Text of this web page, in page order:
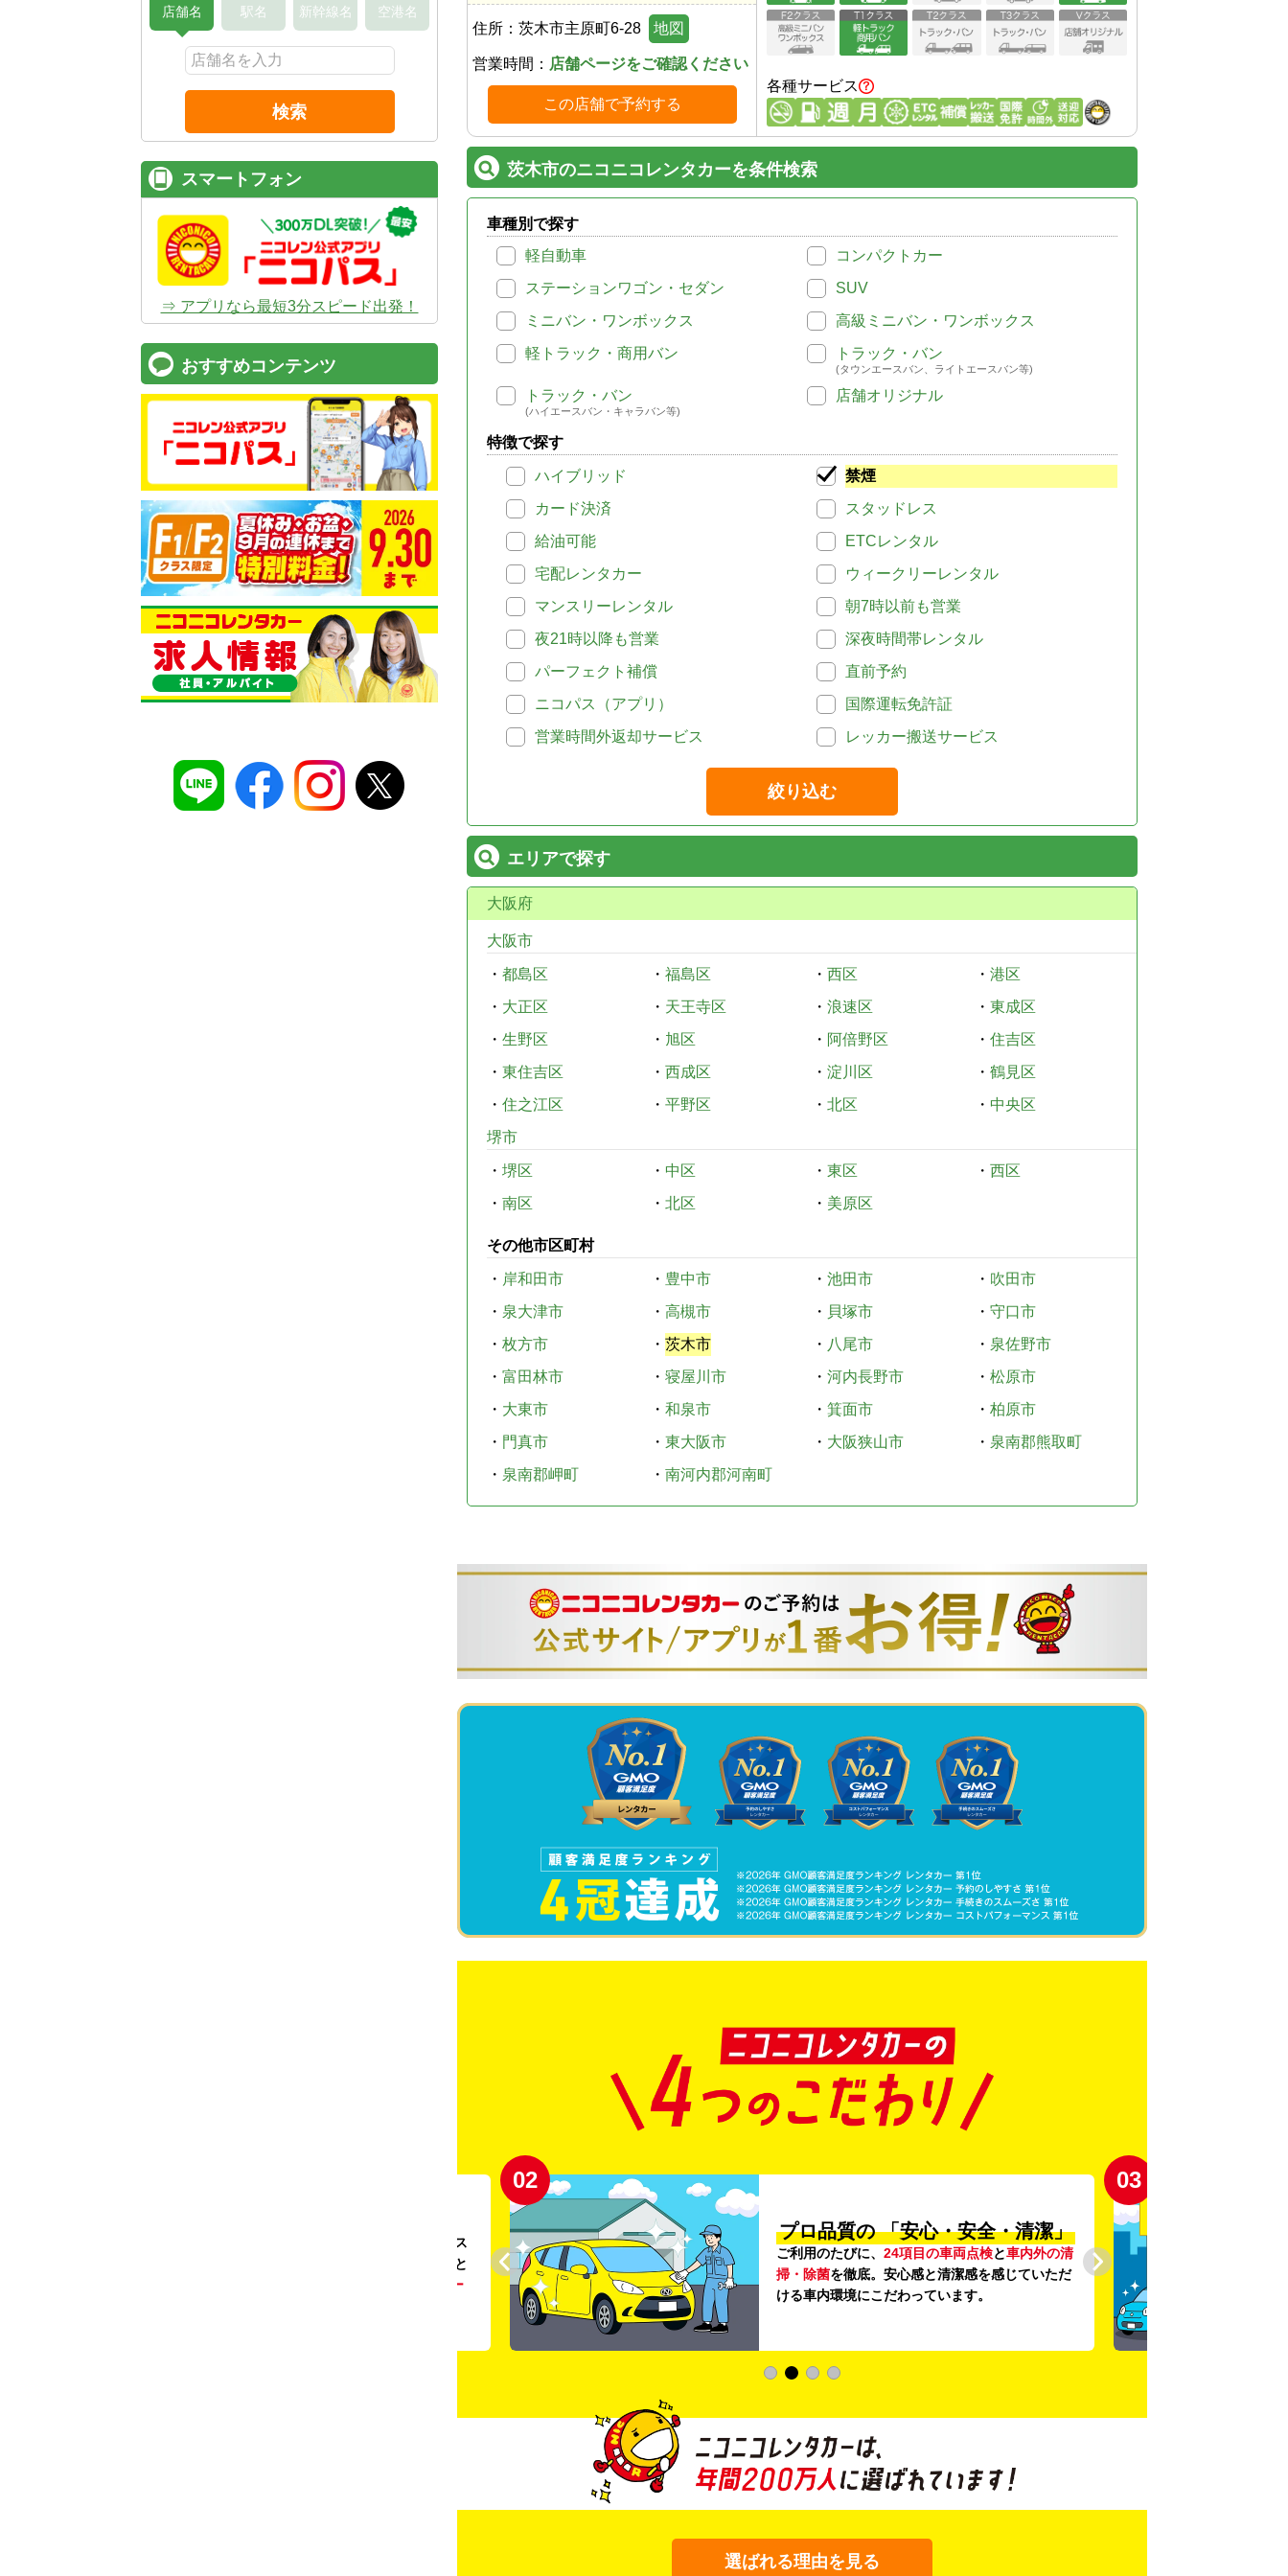
住所： 茨木市主原町6-28 地図
営業時間： 店舗ページをご確認ください
この店舗で予約する
各種サービス
茨木市のニコニコレンタカーを条件検索
車種別で探す
軽自動車
コンパクトカー
ステーションワゴン・セダン
SUV
ミニバン・ワンボックス
高級ミニバン・ワンボックス
軽トラック・商用バン
トラック・バン
(タウンエースバン、ライトエースバン等)
トラック・バン
(ハイエースバン・キャラバン等)
店舗オリジナル
特徴で探す
ハイブリッド
禁煙
カード決済
スタッドレス
給油可能
ETCレンタル
宅配レンタカー
ウィークリーレンタル
マンスリーレンタル
朝7時以前も営業
夜21時以降も営業
深夜時間帯レンタル
パーフェクト補償
直前予約
ニコパス（アプリ）
国際運転免許証
営業時間外返却サービス
レッカー搬送サービス
絞り込む
エリアで探す
大阪府
大阪市
・ 都島区 ・ 福島区 ・ 西区 ・ 港区
・ 大正区 ・ 天王寺区 ・ 浪速区 ・ 東成区
・ 生野区 ・ 旭区 ・ 阿倍野区 ・ 住吉区
・ 東住吉区 ・ 西成区 ・ 淀川区 ・ 鶴見区
・ 住之江区 ・ 平野区 ・ 北区 ・ 中央区
堺市
・ 堺区 ・ 中区 ・ 東区 ・ 西区
・ 南区 ・ 北区 ・ 美原区
その他市区町村
・ 岸和田市 ・ 豊中市 ・ 池田市 ・ 吹田市
・ 泉大津市 ・ 高槻市 ・ 貝塚市 ・ 守口市
・ 枚方市 ・ 茨木市 ・ 八尾市 ・ 泉佐野市
・ 富田林市 ・ 寝屋川市 ・ 河内長野市 ・ 松原市
・ 大東市 ・ 和泉市 ・ 箕面市 ・ 柏原市
・ 門真市 ・ 東大阪市 ・ 大阪狭山市 ・ 泉南郡熊取町
・ 泉南郡岬町 ・ 南河内郡河南町
。ガソリンス
タンドや整備工場の既存インフラを活用すること
リー
02
プロ品質の 「安心・安全・清潔」
ご利用のたびに、 24項目の車両点検と車内外の清
掃・除菌を徹底。安心感と清潔感を感じていただ
ける車内環境にこだわっています。
03
選ばれる理由を見る
店舗名 駅名 新幹線名 空港名
検索
スマートフォン
⇒ アプリなら最短3分スピード出発！
おすすめコンテンツ